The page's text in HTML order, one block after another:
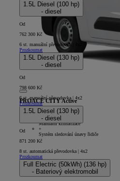
PROACE CITY Active
5D - Panel Van Long
+
Manuální klimatizace
+
Systém sledování únavy řidiče
1.5L Diesel (100 hp)
- diesel
Od
762 300 Kč
6 st. manuální převodovka | 4x2
Prozkoumat
1.5L Diesel (130 hp)
- diesel
Od
798 600 Kč
6 st. manuální převodovka | 4x2
Prozkoumat
1.5L Diesel (130 hp)
- diesel
Od
871 200 Kč
8 st. automatická převodovka | 4x2
Prozkoumat
Full Electric (50kWh) (136 hp)
- Bateriový elektromobil